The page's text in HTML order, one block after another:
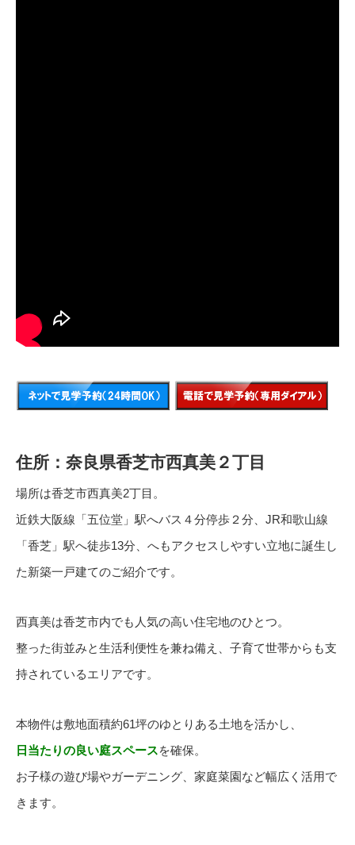
住所：奈良県香芝市西真美２丁目
場所は香芝市西真美2丁目。
近鉄大阪線「五位堂」駅へバス４分停歩２分、JR和歌山線
「香芝」駅へ徒歩13分、へもアクセスしやすい立地に誕生し
た新築一戸建てのご紹介です。
西真美は香芝市内でも人気の高い住宅地のひとつ。
整った街並みと生活利便性を兼ね備え、子育て世帯からも支
持されているエリアです。
本物件は敷地面積約61坪のゆとりある土地を活かし、
日当たりの良い庭スペースを確保。
お子様の遊び場やガーデニング、家庭菜園など幅広く活用で
きます。